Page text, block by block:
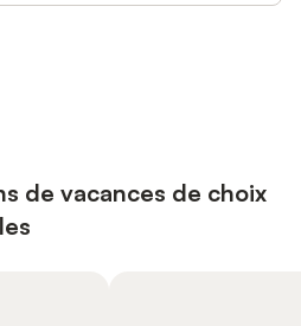
de vacances de choix